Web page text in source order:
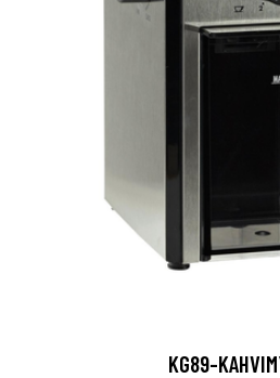
KG89-